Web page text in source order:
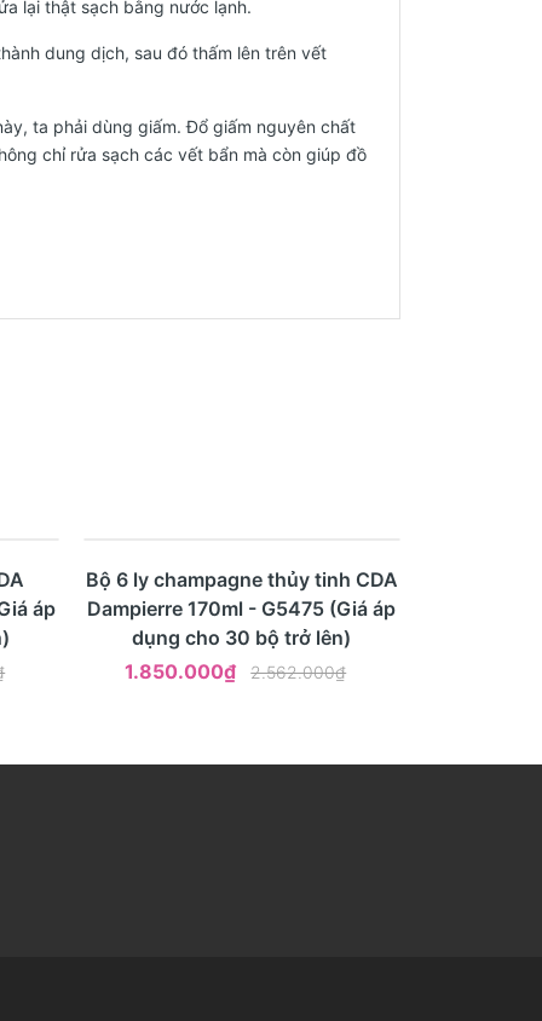
lại thật sạch bằng nước lạnh.
dung dịch, sau đó thấm lên trên vết
ta phải dùng giấm. Đổ giấm nguyên chất
chỉ rửa sạch các vết bẩn mà còn giúp đồ
áp
- 28% Mua ngay Xem nhanh
Bộ 6 ly champagne thủy tinh CDA
Dampierre 170ml - G5475 (Giá áp
dụng cho 30 bộ trở lên)
1.850.000₫
2.562.000₫